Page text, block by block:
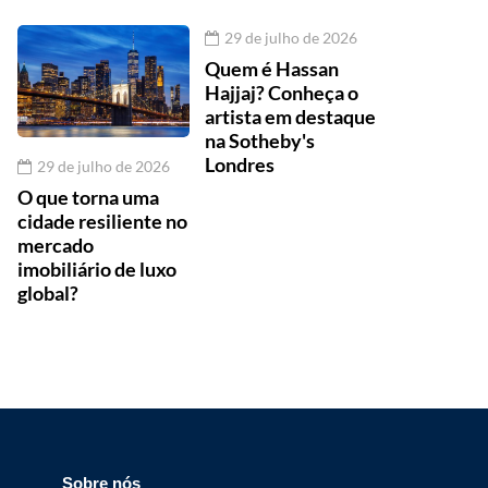
29 de julho de 2026
O que torna uma
cidade resiliente no
mercado
imobiliário de luxo
global?
29 de julho de 2026
Quem é Hassan
Hajjaj? Conheça o
artista em destaque
na Sotheby's
Londres
Sobre nós